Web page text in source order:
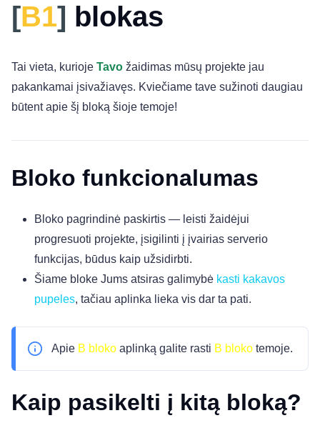
[B1] blokas
Tai vieta, kurioje Tavo žaidimas mūsų projekte jau
pakankamai įsivažiavęs. Kviečiame tave sužinoti daugiau
būtent apie šį bloką šioje temoje!
Bloko funkcionalumas
Bloko pagrindinė paskirtis — leisti žaidėjui
progresuoti projekte, įsigilinti į įvairias serverio
funkcijas, būdus kaip užsidirbti.
Šiame bloke Jums atsiras galimybė kasti kakavos
pupeles, tačiau aplinka lieka vis dar ta pati.
Apie B bloko aplinką galite rasti B bloko temoje.
Kaip pasikelti į kitą bloką?